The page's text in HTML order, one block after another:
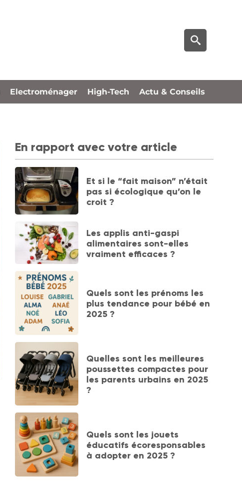
Electroménager High-Tech Actu & Conseils
En rapport avec votre article
Et si le “fait maison” n’était
pas si écologique qu’on le
croit ?
Les applis anti-gaspi
alimentaires sont-elles
vraiment efficaces ?
Quels sont les prénoms les
plus tendance pour bébé en
2025 ?
Quelles sont les meilleures
poussettes compactes pour
les parents urbains en 2025
?
Quels sont les jouets
éducatifs écoresponsables
à adopter en 2025 ?